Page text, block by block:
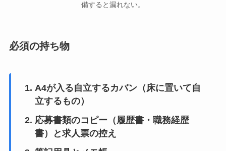
備すると漏れない。
必須の持ち物
A4が入る自立するカバン（床に置いて自
立するもの）
応募書類のコピー（履歴書・職務経歴
書）と求人票の控え